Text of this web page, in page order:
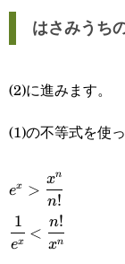
はさみうち
(2)に進みます。
(1)の不等式を使っ
e^x>\cfrac{x^n}
ex >
n!
xn
\cfrac{1}
{e^x}
ex
1
<
xn
n!